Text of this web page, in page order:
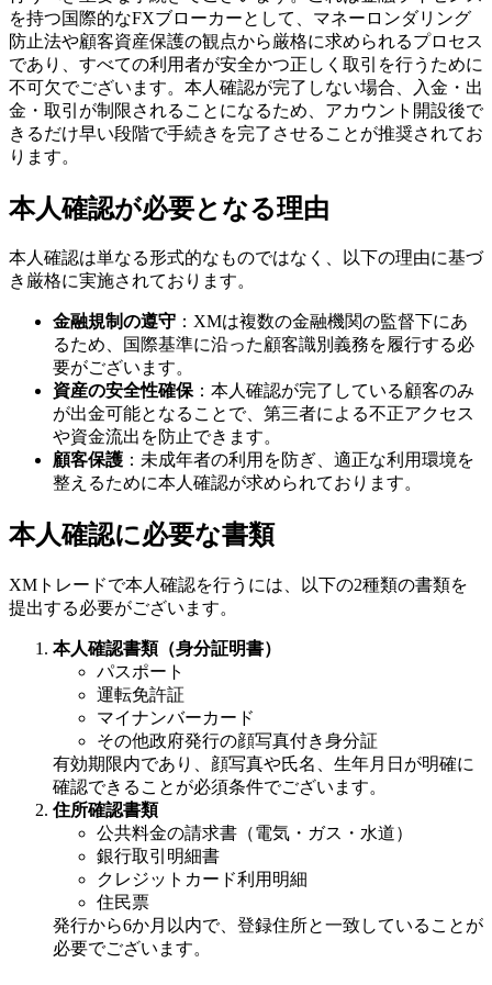
を持つ国際的なFXブローカーとして、マネーロンダリング
防止法や顧客資産保護の観点から厳格に求められるプロセス
であり、すべての利用者が安全かつ正しく取引を行うために
不可欠でございます。本人確認が完了しない場合、入金・出
金・取引が制限されることになるため、アカウント開設後で
きるだけ早い段階で手続きを完了させることが推奨されてお
ります。
本人確認が必要となる理由
本人確認は単なる形式的なものではなく、以下の理由に基づ
き厳格に実施されております。
金融規制の遵守 ：XMは複数の金融機関の監督下にあ
るため、国際基準に沿った顧客識別義務を履行する必
要がございます。
資産の安全性確保：本人確認が完了している顧客のみ
が出金可能となることで、第三者による不正アクセス
や資金流出を防止できます。
顧客保護 ：未成年者の利用を防ぎ、適正な利用環境を
整えるために本人確認が求められております。
本人確認に必要な書類
XMトレードで本人確認を行うには、以下の2種類の書類を
提出する必要がございます。
本人確認書類（身分証明書）
パスポート
運転免許証
マイナンバーカード
その他政府発行の顔写真付き身分証
有効期限内であり、顔写真や氏名、生年月日が明確に
確認できることが必須条件でございます。
住所確認書類
公共料金の請求書（電気・ガス・水道）
銀行取引明細書
クレジットカード利用明細
住民票
発行から6か月以内で、登録住所と一致していることが
必要でございます。